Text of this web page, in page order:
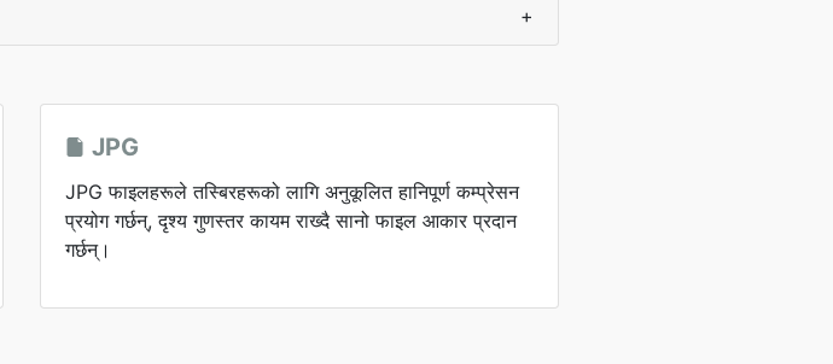
+
JPG
JPG फाइलहरूले तस्बिरहरूको लागि अनुकूलित हानिपूर्ण कम्प्रेसन
प्रयोग गर्छन्, दृश्य गुणस्तर कायम राख्दै सानो फाइल आकार प्रदान
गर्छन्।